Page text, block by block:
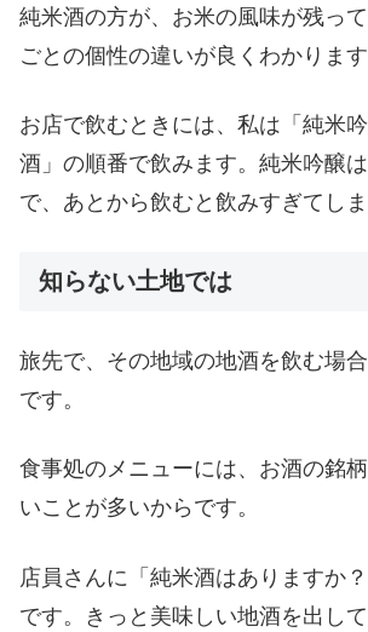
純米酒の方が、お米の風味が残っ
ごとの個性の違いが良くわかります
お店で飲むときには、私は「純米
酒」の順番で飲みます。純米吟醸
で、あとから飲むと飲みすぎてし
知らない土地では
旅先で、その地域の地酒を飲む場
です。
食事処のメニューには、お酒の銘
いことが多いからです。
店員さんに「純米酒はありますか
です。きっと美味しい地酒を出し